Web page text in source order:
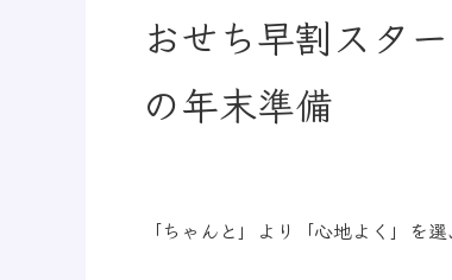
おせち早割スタ
の年末準備
「ちゃんと」より「心地よく」を